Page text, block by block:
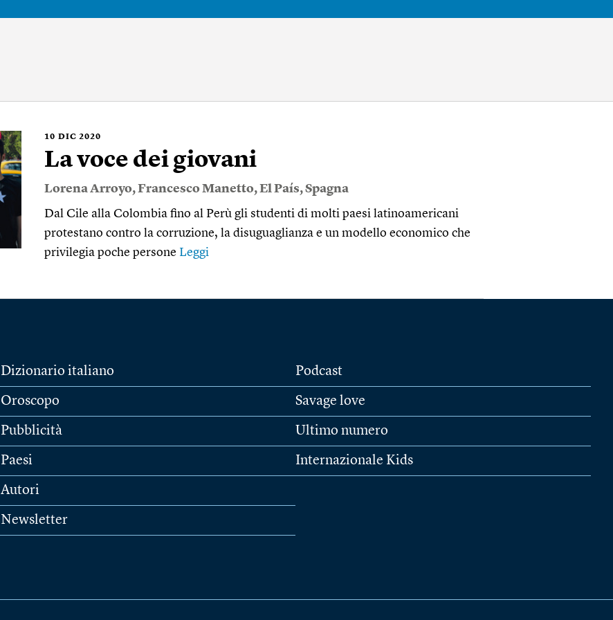
10 DIC 2020
La voce dei giovani
Lorena Arroyo,Francesco Manetto,El País,Spagna
Dal Cile alla Colombia fino al Perù gli studenti di molti paesi latinoamericani
protestano contro la corruzione, la disuguaglianza e un modello economico che
privilegia poche persone Leggi
Dizionario italiano
Oroscopo
Pubblicità
Paesi
Autori
Newsletter
Podcast
Savage love
Ultimo numero
Internazionale Kids